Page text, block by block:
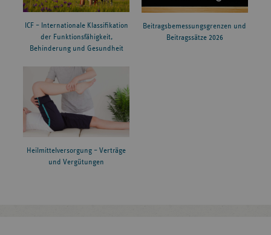
ICF – Internationale Klassifikation
der Funktionsfähigkeit,
Behinderung und Gesundheit
Beitragsbemessungsgrenzen und
Beitragssätze 2026
Heilmittelversorgung – Verträge
und Vergütungen